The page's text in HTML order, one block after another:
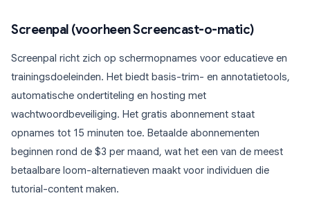
Screenpal (voorheen Screencast-o-matic)
Screenpal richt zich op schermopnames voor educatieve en
trainingsdoeleinden. Het biedt basis-trim- en annotatietools,
automatische ondertiteling en hosting met
wachtwoordbeveiliging. Het gratis abonnement staat
opnames tot 15 minuten toe. Betaalde abonnementen
beginnen rond de $3 per maand, wat het een van de meest
betaalbare loom-alternatieven maakt voor individuen die
tutorial-content maken.